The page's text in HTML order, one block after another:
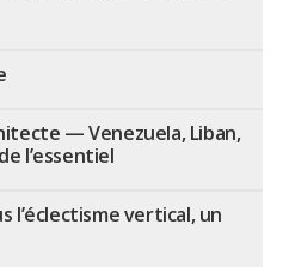
— Venezuela, Liban,
l’essentiel
l’éclectisme vertical, un